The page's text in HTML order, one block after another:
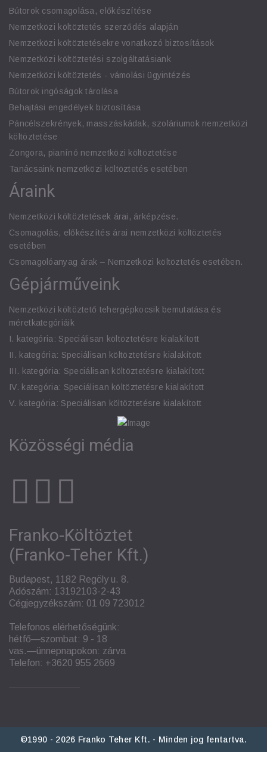
Bútorok csomagolása, előkészítése
Nemzetközi költöztetés szerződés alapján
Nemzetközi költöztetésekre vonatkozó biztosítások
Nemzetközi költöztetési szolgáltatásiank
Nemzetközi költöztetés - vámolási ügyintézés
Bútorok ingóságok tárolása
Behajtási engedélyek biztosítása
Páncélszekrények, masszáskádak, szoláriumok nemzetközi
költöztetése
Zongora, pianínó nemzetközi költöztetése
Tanácsaink nemzetközi költöztetés esetében
Áraink
Nemzetközi költöztetések árai, árképzése.
Csomagolás, előkészítés árai nemzetközi költöztetés
esetében
Csomagolóanyag árak – Nemzetközi költöztetés esetében.
Gépjárműveink
Nemzetközi költöztető tehergépkocsik bemutatása és
méretkategóriáik
I. kategória: Speciálisan költöztetésre kialakított
II. kategória: Speciálisan költöztetésre kialakított
III. kategória: Speciálisan költöztetésre kialakított
IV. kategória: Speciálisan költöztetésre kialakított
V. kategória: Speciálisan költöztetésre kialakított
Közösségi média
Franko-Költöztet
(Franko-Teher Kft.)
Budapest, 1182 Regöly u. 8.
Adószám: 13192103-2-43
Cégjegyzékszám: 01 09 723012
Telefonos elérhetőségünk:
hétfő—szombat: 9 - 18
vas.—ünnepnapokon: zárva
Telefon: +3620 955 2669
©1990 - 2026 Franko Teher Kft. - Minden jog fentartva.